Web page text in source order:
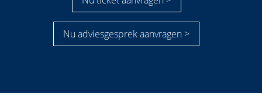
Nu adviesgesprek aanvragen >